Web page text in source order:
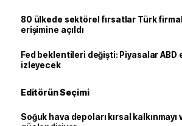
80 ülkede sektörel fırsatlar Türk
erişimine açıldı
Fed beklentileri değişti: Piyasalar ABD
izleyecek
Editörün Seçimi
Soğuk hava depoları kırsal kalkınmayı